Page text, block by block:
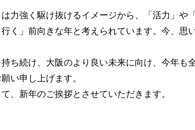
力強く駆け抜けるイメージから、「活力」や
く」前向きな年と考えられています。今、思
ち続け、大阪のより良い未来に向け、今年も
い申し上げます。
、新年のご挨拶とさせていただきます。